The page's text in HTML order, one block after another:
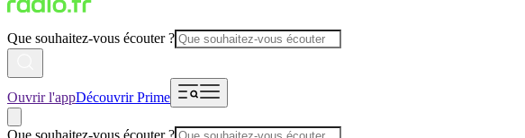
Que souhaitez-vous écouter ?
Ouvrir l'appDécouvrir Prime
Que souhaitez-vous écouter ?